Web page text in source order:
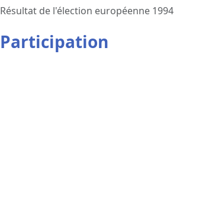
Résultat de l'élection européenne 1994
Participation